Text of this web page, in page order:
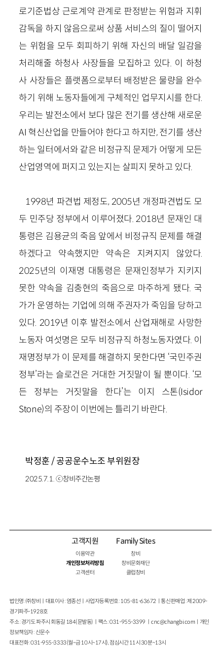
로기준법상 근로계약 관계로 판정받는 위험과 지휘
감독을 하지 않음으로써 상품 서비스의 질이 떨어지
는 위험을 모두 회피하기 위해 자신의 배달 일감을
처리해줄 하청사 사장들을 모집하고 있다. 이 하청
사 사장들은 플랫폼으로부터 배정받은 물량을 완수
하기 위해 노동자들에게 구체적인 업무지시를 한다.
우리는 발전소에서 보다 많은 전기를 생산해 새로운
AI 혁신산업을 만들어야 한다고 하지만, 전기를 생산
하는 일터에서와 같은 비정규직 문제가 어떻게 모든
산업영역에 퍼지고 있는지는 살피지 못하고 있다.
1998년 파견법 제정도, 2005년 개정파견법도 모
두 민주당 정부에서 이루어졌다. 2018년 문재인 대
통령은 김용균의 죽음 앞에서 비정규직 문제를 해결
하겠다고 약속했지만 약속은 지켜지지 않았다.
2025년의 이재명 대통령은 문재인정부가 지키지
못한 약속을 김충현의 죽음으로 마주하게 됐다. 국
가가 운영하는 기업에 의해 주권자가 죽임을 당하고
있다. 2019년 이후 발전소에서 산업재해로 사망한
노동자 여섯명은 모두 비정규직 하청노동자였다. 이
재명정부가 이 문제를 해결하지 못한다면 ‘국민주권
정부’라는 슬로건은 거대한 거짓말이 될 뿐이다. ‘모
든 정부는 거짓말을 한다’는 이지 스톤(Isidor
Stone)의 주장이 이번에는 틀리기 바란다.
박정훈 / 공공운수노조 부위원장
2025.7.1. ⓒ창비주간논평
고객지원
이용약관
개인정보처리방침
고객센터
Family Sites
창비
창비문화재단
클럽창비
법인명 : ㈜창비ㅣ대표이사 : 염종선ㅣ사업자등록번호 : 105-81-63672ㅣ통신판매업 : 제 2009-
경기파주-1928호
주소 : 경기도 파주시 회동길 184(문발동)ㅣ팩스 : 031-955-3399 ㅣcnc@changbi.com ㅣ개인
정보책임자 : 신문수
대표전화 : 031-955-3333(월~금 10시~17시), 점심시간 11시 30분~13시